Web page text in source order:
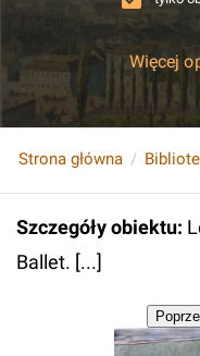
Więcej
Strona główna
Szczegóły obiektu:
Ballet. [...]